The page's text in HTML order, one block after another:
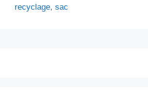
recyclage, sac